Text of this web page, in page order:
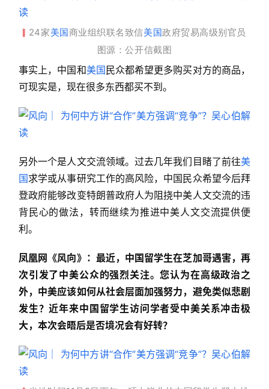
▎ 24家美国商业组织联名致信美国政府贸易高级别官员
图源：公开信截图
事实上，中国和美国 民众都希望更多购买对方的商品，
可现实是，现在很多东西都买不到。
另外一个是人文交流领域。过去几年我们目睹了前往美
国求学或从事研究工作的高风险，中国民众希望今后拜
登政府能够改变特朗普政府人为阻挠中美人文交流的违
背民心的做法，转而继续为推进中美人文交流提供便
利。
凤凰网《风向》：最近，中国留学生在芝加哥遇害，再
次引发了中美公众的强烈关注。您认为在高级政治之
外，中美应该如何从社会层面加强努力，避免类似悲剧
发生？近年来中国留学生访问学者受中美关系冲击极
大，本次会晤后是否境况会有好转？